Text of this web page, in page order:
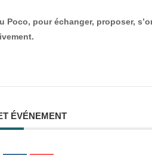
pour échanger, proposer,
ÉVÉNEMENT